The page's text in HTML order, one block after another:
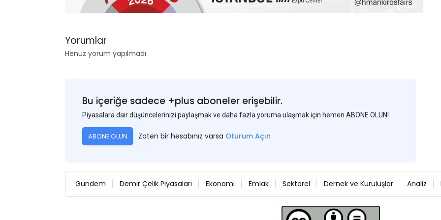
Yorumlar
Henüz yorum yapılmadı
Bu içeriğe sadece +plus aboneler erişebilir.
Piyasalara dair düşüncelerinizi paylaşmak ve daha fazla yoruma ulaşmak için hemen ABONE OLUN!
ABONE OLUN Zaten bir hesabınız varsa Oturum Açın
Gündem Demir Çelik Piyasaları Ekonomi Emlak Sektörel Dernek ve Kuruluşlar Analiz